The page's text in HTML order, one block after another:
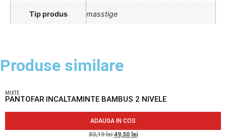
Tip produs masstige
Produse similare
MIXTE
PANTOFAR INCALTAMINTE BAMBUS 2 NIVELE
ADAUGA IN COS
83,19lei 49,50 lei